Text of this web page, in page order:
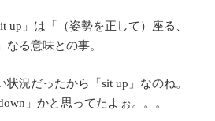
up 」は「（姿勢を正して）座る、
る意味との事。
状況だったから「sit up 」なのね。
」かと思ってたよぉ。。。